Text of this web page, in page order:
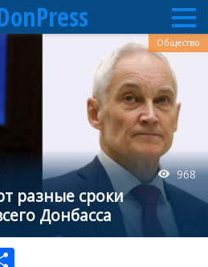
968
разные сроки
Донбасса
Общество